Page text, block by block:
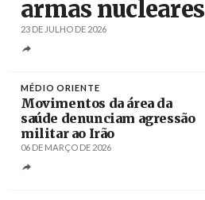
armas nucleares
23 DE JULHO DE 2026
MÉDIO ORIENTE
Movimentos da área da
saúde denunciam agressão
militar ao Irão
06 DE MARÇO DE 2026